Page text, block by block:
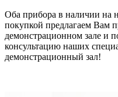
Оба прибора в наличии на
покупкой предлагаем Вам
демонстрационном зале и
консультацию наших
демонстрационный зал!